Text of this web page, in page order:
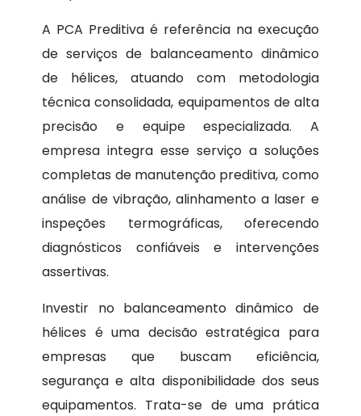
A PCA Preditiva é referência na execução
de serviços de balanceamento dinâmico
de hélices, atuando com metodologia
técnica consolidada, equipamentos de alta
precisão e equipe especializada. A
empresa integra esse serviço a soluções
completas de manutenção preditiva, como
análise de vibração, alinhamento a laser e
inspeções termográficas, oferecendo
diagnósticos confiáveis e intervenções
assertivas.
Investir no balanceamento dinâmico de
hélices é uma decisão estratégica para
empresas que buscam eficiência,
segurança e alta disponibilidade dos seus
equipamentos. Trata-se de uma prática